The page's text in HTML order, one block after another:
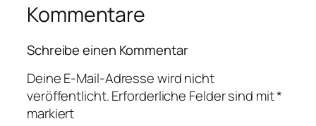
Kommentare
Schreibe einen Kommentar
Deine E-Mail-Adresse wird nicht
veröffentlicht.Erforderliche Felder sind mit*
markiert